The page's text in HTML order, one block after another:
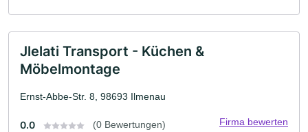
Jlelati Transport - Küchen &
Möbelmontage
Ernst-Abbe-Str. 8, 98693 Ilmenau
0.0 (0 Bewertungen) Firma bewerten